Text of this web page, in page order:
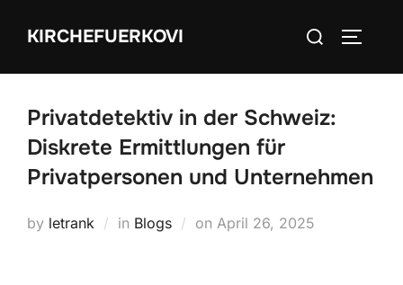
KIRCHEFUERKOVI
Search
Privatdetektiv in der Schweiz:
Diskrete Ermittlungen für
Privatpersonen und Unternehmen
by letrank in Blogs on Posted
April 26, 2025